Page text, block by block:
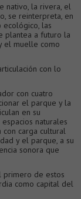
nativo, la rivera, el
se reinterpreta, en
las
plantea a futuro la
el muelle como
con lo
con cuatro
el parque y la
en su
naturales
con carga cultural
y el parque, a su
sonora que
primero de estos
como capital del